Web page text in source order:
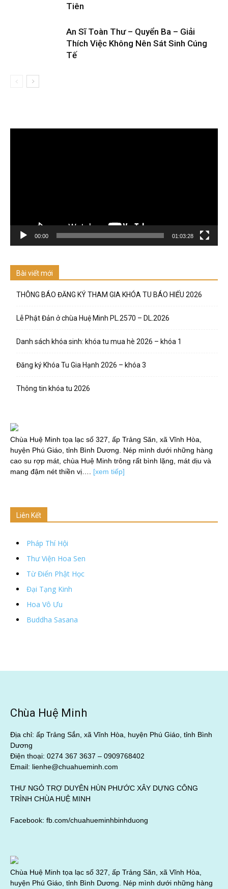
Tiên
An Sĩ Toàn Thư – Quyển Ba – Giải
Thích Việc Không Nên Sát Sinh Cúng
Tế
00:00 01:03:28
Bài viết mới
THÔNG BÁO ĐĂNG KÝ THAM GIA KHÓA TU BÁO HIẾU 2026
Lễ Phật Đản ở chùa Huệ Minh PL.2570 – DL.2026
Danh sách khóa sinh: khóa tu mua hè 2026 – khóa 1
Đăng ký Khóa Tu Gia Hạnh 2026 – khóa 3
Thông tin khóa tu 2026
Chùa Huệ Minh tọa lạc số 327, ấp Trảng Săn, xã Vĩnh Hòa,
huyện Phú Giáo, tỉnh Bình Dương. Nép mình dưới những hàng
cao su rợp mát, chùa Huệ Minh trông rất bình lặng, mát dịu và
mang đậm nét thiền vị…. [xem tiếp]
Liên Kết
Pháp Thí Hội
Thư Viện Hoa Sen
Từ Điển Phật Học
Đại Tạng Kinh
Hoa Vô Ưu
Buddha Sasana
Chùa Huệ Minh
Địa chỉ: ấp Trảng Sắn, xã Vĩnh Hòa, huyện Phú Giáo, tỉnh Bình
Dương
Điện thoại: 0274 367 3637 – 0909768402
Email: lienhe@chuahueminh.com
THƯ NGỎ TRỢ DUYÊN HÙN PHƯỚC XÂY DỰNG CÔNG
TRÌNH CHÙA HUỆ MINH
Facebook: fb.com/chuahueminhbinhduong
Chùa Huệ Minh tọa lạc số 327, ấp Trảng Săn, xã Vĩnh Hòa,
huyện Phú Giáo, tỉnh Bình Dương. Nép mình dưới những hàng